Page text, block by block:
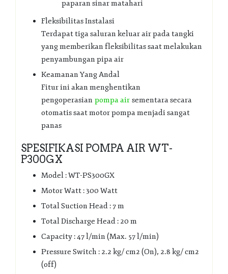
paparan sinar matahari
Fleksibilitas Instalasi
Terdapat tiga saluran keluar air pada tangki
yang memberikan fleksibilitas saat melakukan
penyambungan pipa air
Keamanan Yang Andal
Fitur ini akan menghentikan
pengoperasian pompa air sementara secara
otomatis saat motor pompa menjadi sangat
panas
SPESIFIKASI POMPA AIR WT-
P300GX
Model : WT-PS300GX
Motor Watt : 300 Watt
Total Suction Head : 7 m
Total Discharge Head : 20 m
Capacity : 47 l/min (Max. 57 l/min)
Pressure Switch : 2.2 kg/ cm2 (On), 2.8 kg/ cm2
(off)